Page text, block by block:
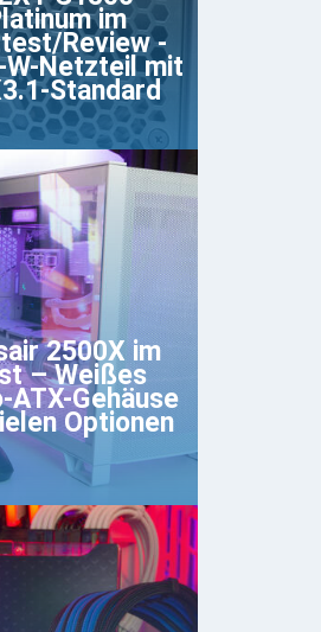
im
Review -
W-Netzteil mit
Standard
2500X im
– Weißes
ATX-Gehäuse
Optionen